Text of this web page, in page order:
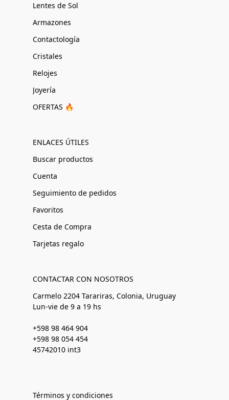
Lentes de Sol
Armazones
Contactología
Cristales
Relojes
Joyería
OFERTAS 🔥
ENLACES ÚTILES
Buscar productos
Cuenta
Seguimiento de pedidos
Favoritos
Cesta de Compra
Tarjetas regalo
CONTACTAR CON NOSOTROS
Carmelo 2204 Tarariras, Colonia, Uruguay
Lun-vie de 9 a 19 hs
+598 98 464 904
+598 98 054 454
45742010 int3
Términos y condiciones